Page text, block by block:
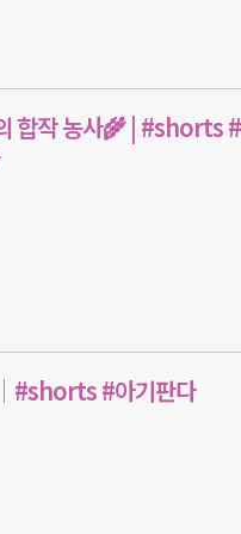
합작 농사🌾 | #shorts
#아기판다